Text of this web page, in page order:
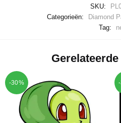
SKU:
Categorieën:
Diamond
Tag:
-30%